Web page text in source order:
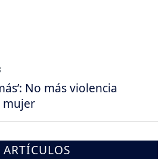
No más violencia
mujer
ARTÍCULOS